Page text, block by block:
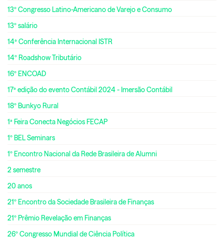
13º Congresso Latino-Americano de Varejo e Consumo
13º salário
14ª Conferência Internacional ISTR
14º Roadshow Tributário
16º ENCOAD
17ª edição do evento Contábil 2024 - Imersão Contábil
18º Bunkyo Rural
1ª Feira Conecta Negócios FECAP
1º BEL Seminars
1º Encontro Nacional da Rede Brasileira de Alumni
2 semestre
20 anos
21º Encontro da Sociedade Brasileira de Finanças
21º Prêmio Revelação em Finanças
26º Congresso Mundial de Ciência Política